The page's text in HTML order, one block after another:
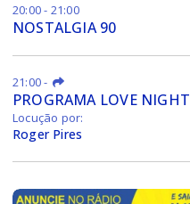
20:00 - 21:00
NOSTALGIA 90
21:00-
PROGRAMA LOVE NIGHT
Locução por:
Roger Pires